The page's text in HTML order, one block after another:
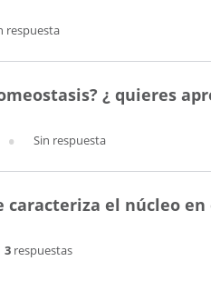
respuesta
¿ quieres
Sin respuesta
caracteriza el núcleo
3 respuestas